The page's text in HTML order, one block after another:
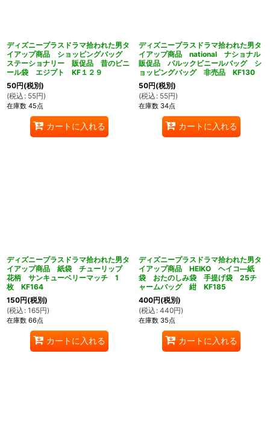
ディズニープラスドラマ拾われた男タ
イアップ商品 ショッピングバッグ
ステーショナリー 販促品 昔のビニ
ール袋 エジプト KF１２９
50円(税別)
(税込 : 55円)
在庫数 45点
カートに入れる
ディズニープラスドラマ拾われた男タ
イアップ商品 national ナショナル
販促品 パルックビニールバッグ シ
ョッピングバッグ 非売品 KF130
50円(税別)
(税込 : 55円)
在庫数 34点
カートに入れる
ディズニープラスドラマ拾われた男タ
イアップ商品 紙袋 チューリップ
花柄 サンキューベリーマッチ 1
枚 KF164
150円(税別)
(税込 : 165円)
在庫数 66点
カートに入れる
ディズニープラスドラマ拾われた男タ
イアップ商品 HEIKO ヘイコ―紙
袋 おたのしみ袋 手提げ袋 25チ
ャームバッグ 紺 KF185
400円(税別)
(税込 : 440円)
在庫数 35点
カートに入れる